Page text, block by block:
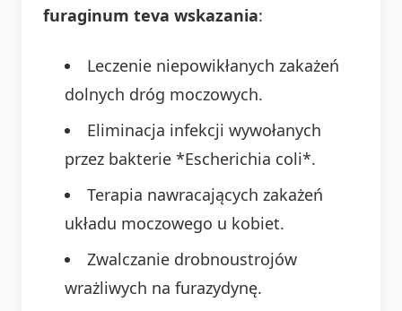
furaginum teva wskazania:
Leczenie niepowikłanych zakażeń
dolnych dróg moczowych.
Eliminacja infekcji wywołanych
przez bakterie *Escherichia coli*.
Terapia nawracających zakażeń
układu moczowego u kobiet.
Zwalczanie drobnoustrojów
wrażliwych na furazydynę.